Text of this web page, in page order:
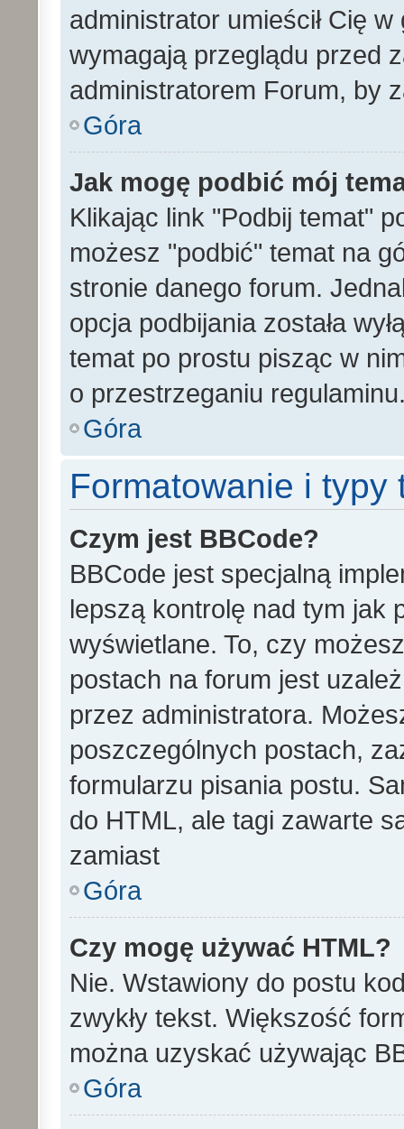
administrator umieścił Cię
wymagają przeglądu przed
administratorem Forum, by
Góra
Jak mogę podbić mój
Klikając link "Podbij temat"
możesz "podbić" temat na
stronie danego forum.
opcja podbijania została
temat po prostu pisząc w
o przestrzeganiu
Góra
Formatowanie i typy
Czym jest BBCode?
BBCode jest specjalną
lepszą kontrolę nad tym jak
wyświetlane. To, czy
postach na forum jest
przez administratora.
poszczególnych postach,
formularzu pisania postu.
do HTML, ale tagi zawarte
zamiast
Góra
Czy mogę używać HTML?
Nie. Wstawiony do postu
zwykły tekst. Większość
można uzyskać używając
Góra